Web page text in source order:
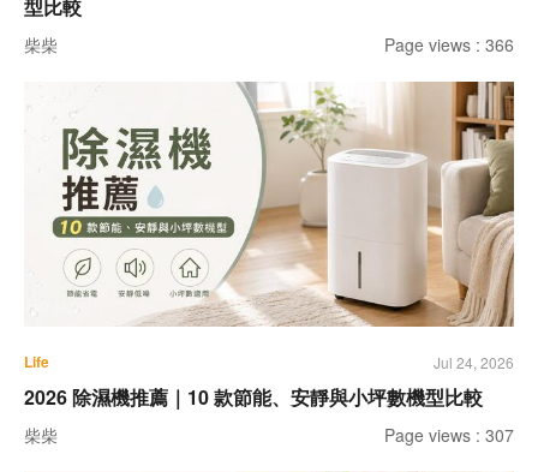
型比較
柴柴 Page views : 366
Life Jul 24, 2026
2026 除濕機推薦｜10 款節能、安靜與小坪數機型比較
柴柴 Page views : 307